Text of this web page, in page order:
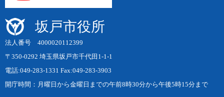
坂戸市役所
法人番号 4000020112399
〒350-0292 埼玉県坂戸市千代田1-1-1
電話:049-283-1331 Fax:049-283-3903
開庁時間：月曜日から金曜日までの午前8時30分から午後5時15分まで